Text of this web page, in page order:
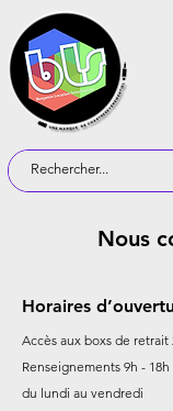
Nous
Horaires
Accès aux boxs de retrait
Renseignements 9h - 18h
du lundi au vendredi